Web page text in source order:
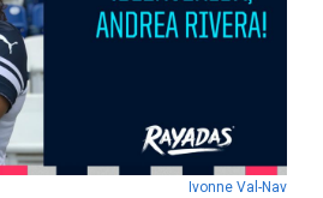
Ivonne Val-Nav